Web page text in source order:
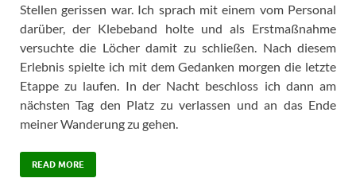
Stellen gerissen war. Ich sprach mit einem vom Personal
darüber, der Klebeband holte und als Erstmaßnahme
versuchte die Löcher damit zu schließen. Nach diesem
Erlebnis spielte ich mit dem Gedanken morgen die letzte
Etappe zu laufen. In der Nacht beschloss ich dann am
nächsten Tag den Platz zu verlassen und an das Ende
meiner Wanderung zu gehen.
READ MORE